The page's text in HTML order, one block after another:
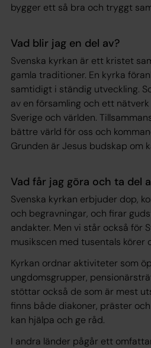
bygger ett så bra och tryggt
Vad blir jag en del av?
Svenska kyrkan är ett kristet
gamla traditioner. En kyrka
samtidigt i ständig utveckling.
av en församling och ett
Sverige och världen.
bättre värld för oss och
Grunden är Jesus budskap om
Vad får jag göra och ta del
Svenska kyrkan erbjuder dop,
och begravningar, och firar
andakter. Men vi står också för
musikscen med tusentals körer
Kyrkan ordnar aktiviteter som
ungdomsgrupper,
stöttar också de som är mest
finns både diakoner, präster
kan hjälpa och ge råd.
I andra länder pågår ett